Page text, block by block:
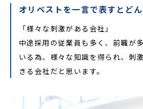
オリベストを一言で表すとど
「様々な刺激がある会社」
中途採用の従業員も多く、前職が
いる為、様々な知識を得られ、刺
きる会社だと思います。